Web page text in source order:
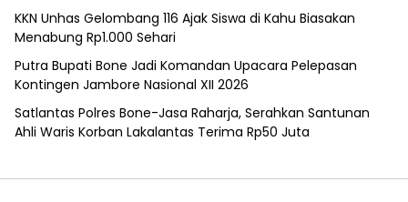
KKN Unhas Gelombang 116 Ajak Siswa di Kahu Biasakan
Menabung Rp1.000 Sehari
Putra Bupati Bone Jadi Komandan Upacara Pelepasan
Kontingen Jambore Nasional XII 2026
Satlantas Polres Bone-Jasa Raharja, Serahkan Santunan
Ahli Waris Korban Lakalantas Terima Rp50 Juta